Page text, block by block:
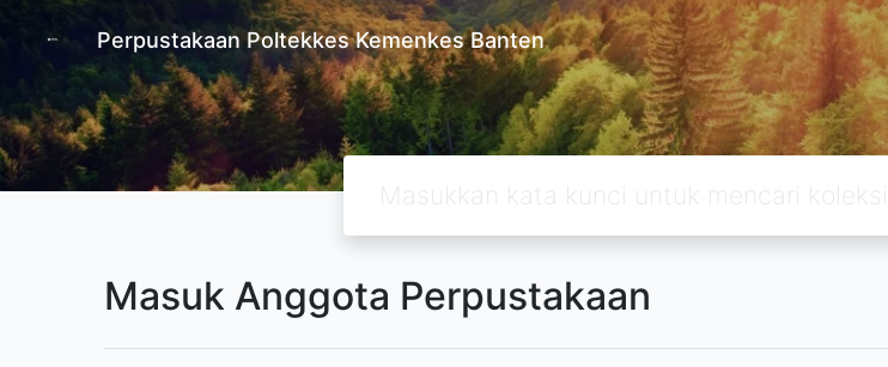
Perpustakaan Poltekkes Kemenkes Banten
Masuk Anggota Perpustakaan